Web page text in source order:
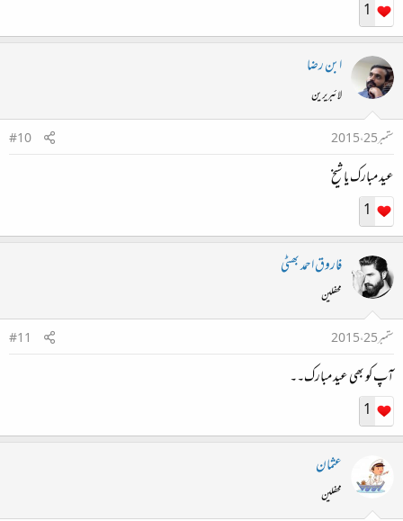
1
ابن رضا
لائبریرین
ستمبر 25، 2015
#10
عید مبارک یا شیخ
1
فاروق احمد بھٹی
محفلین
ستمبر 25، 2015
#11
آپ کو بھی عید مبارک۔۔
1
عثمان
محفلین